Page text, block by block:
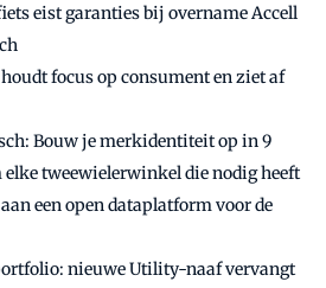
eist garanties bij overname Accell
focus op consument en ziet af
Bouw je merkidentiteit op in 9
tweewielerwinkel die nodig heeft
een open dataplatform voor de
nieuwe Utility-naaf vervangt